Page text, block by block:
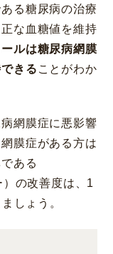
る糖尿病の治療
な血糖値を維持
ルは糖尿病網膜
きる ことがわか
網膜症に悪影響
膜症がある方は
ある
の改善度は、1
しょう。
古屋 栄
福岡 天神
古屋 栄
岡 天神